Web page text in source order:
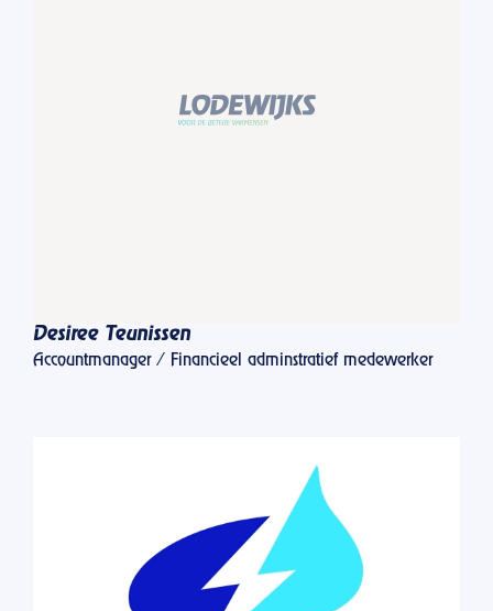
Desiree Teunissen
Accountmanager / Financieel adminstratief medewerker